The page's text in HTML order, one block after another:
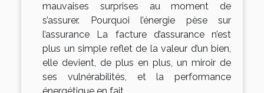
mauvaises surprises au moment de
s’assurer. Pourquoi l’énergie pèse sur
l’assurance La facture d’assurance n’est
plus un simple reflet de la valeur d’un bien,
elle devient, de plus en plus, un miroir de
ses vulnérabilités, et la performance